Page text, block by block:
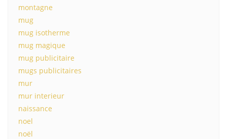
montagne
mug
mug isotherme
mug magique
mug publicitaire
mugs publicitaires
mur
mur interieur
naissance
noel
noël